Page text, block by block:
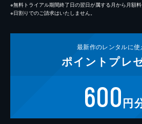
※無料トライアル期間終了日の翌日が属する月から月額料
※日割りでのご請求はいたしません。
最新作のレンタルに使
ポイント プレ
600円